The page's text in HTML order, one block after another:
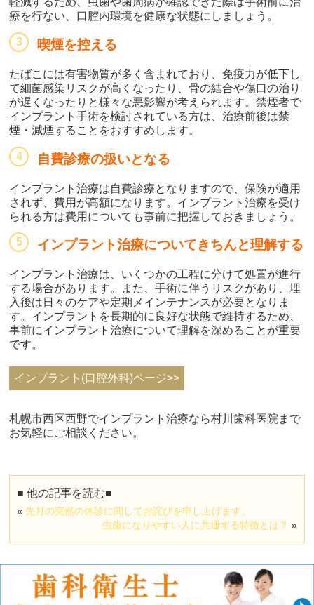
療を行ない、口腔内環境を健康な状態にしましょう。
喫煙を控える
たばこには有害物質が多く含まれており、免疫力が低下し
て細菌感染リスクが高くなったり、骨の結合や傷口の治り
が遅くなったりと様々な悪影響が考えられます。禁煙者で
インプラント手術を検討されている方は、治療前後は禁
煙・減煙することをおすすめします。
自費診療の扱いとなる
インプラント治療は自費診療となりますので、保険が適用
されず、費用が高額になります。インプラント治療を受け
られる方は費用についても事前に把握しておきましょう。
インプラント治療についてきちんと理解する
インプラント治療は、いくつかの工程に分けて処置が進行
する場合があります。また、手術に伴うリスクがあり、埋
入後は日々のケアや定期メインテナンスが必要となりま
す。インプラントを長期的に良好な状態で維持するため、
事前にインプラント治療について理解を深めることが重要
です。
インプラント(口腔外科)ページ>>
札幌市西区西野でインプラント治療なら村川歯科医院まで
お気軽にご相談ください。
■ 他の記事を読む■
« 先月の突然の休診に関してお詫びを申し上げます。
虫歯になりやすい人に共通する特徴とは？ »